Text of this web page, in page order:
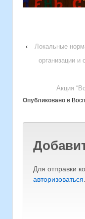
‹
Локальные
организации и
Акция
Опубликовано в
Для отправки
авторизоваться.